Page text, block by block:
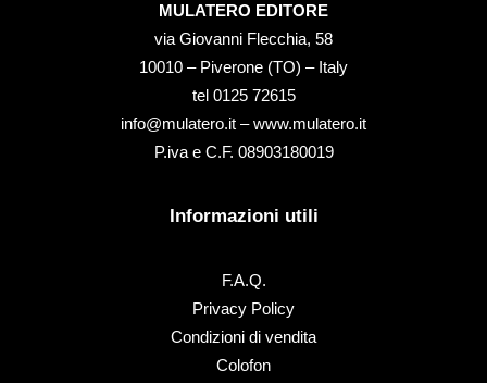
MULATERO EDITORE
via Giovanni Flecchia, 58
10010 – Piverone (TO) – Italy
tel ‭0125 72615‬
info@mulatero.it –www.mulatero.it
P.iva e C.F. 08903180019
Informazioni utili
F.A.Q.
Privacy Policy
Condizioni di vendita
Colofon